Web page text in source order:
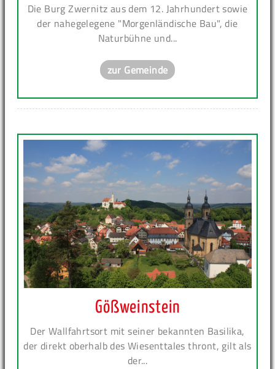
Die Burg Zwernitz aus dem 12. Jahrhundert sowie
der nahegelegene "Morgenländische Bau", die
Naturbühne und...
zur Gemeinde
Gößweinstein
Der Wallfahrtsort mit seiner bekannten Basilika,
der direkt oberhalb des Wiesenttales thront, gilt als
der...